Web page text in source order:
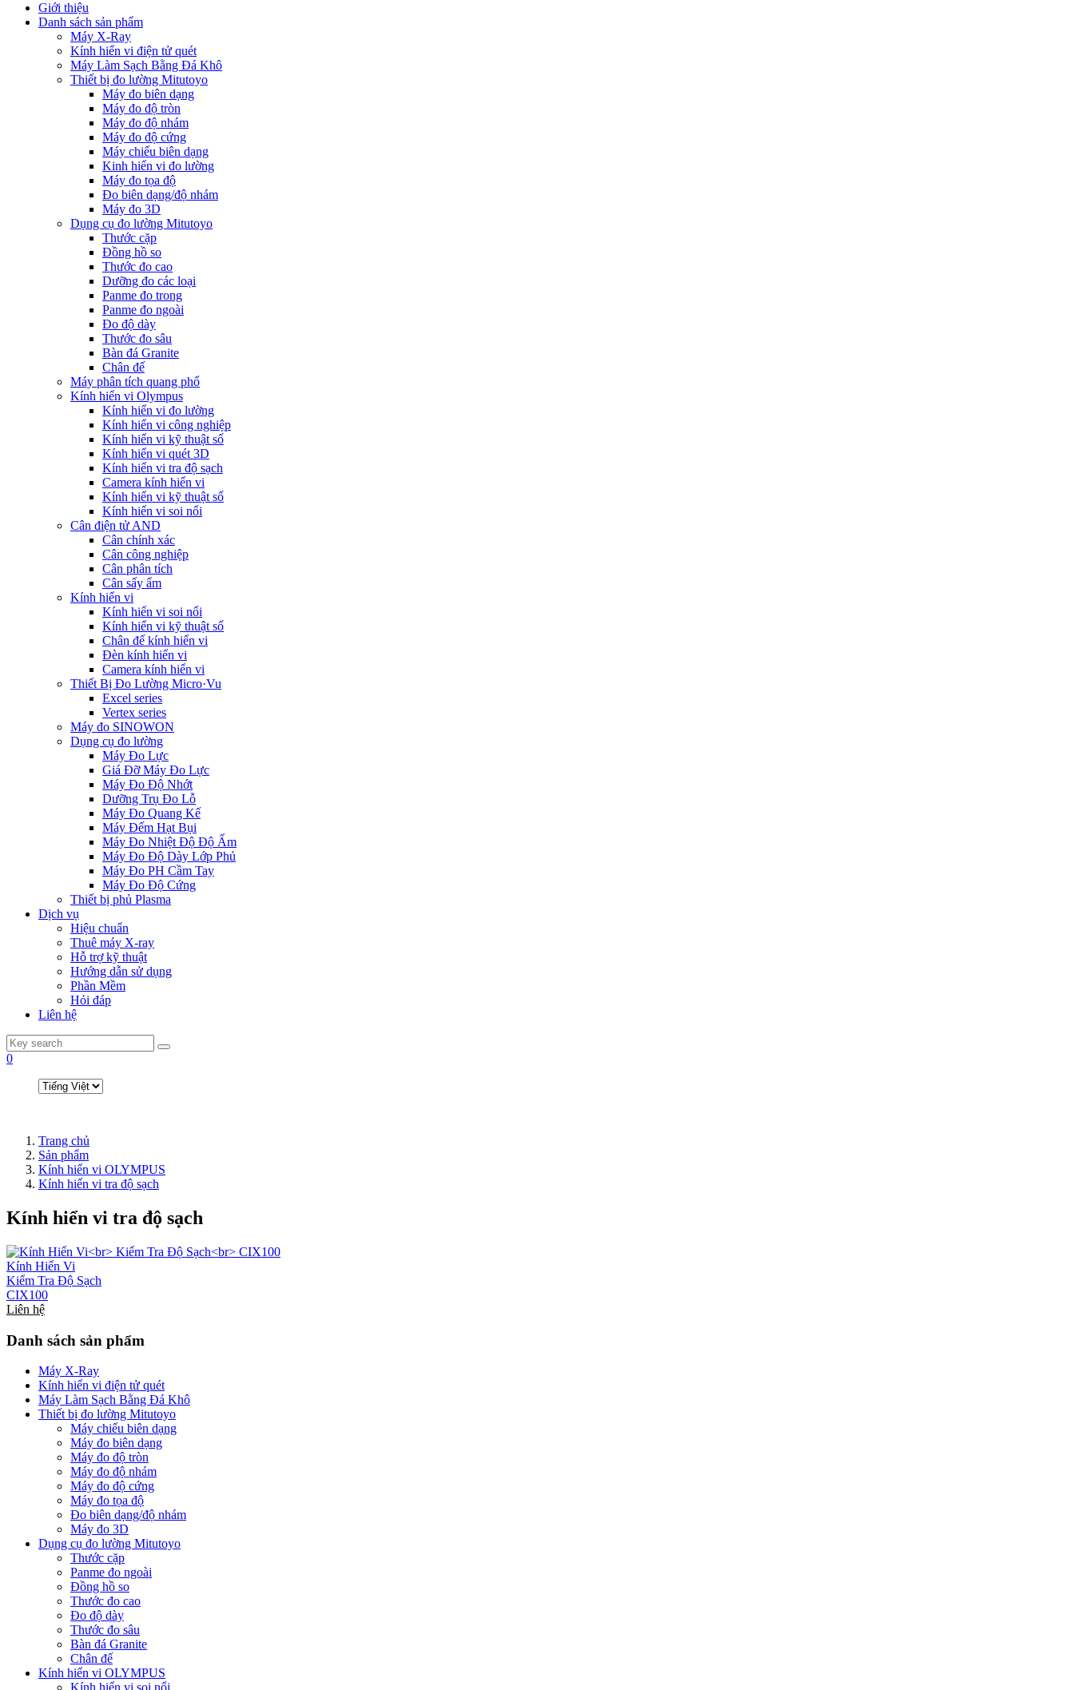
Giới thiệu
Danh sách sản phẩm
Máy X-Ray
Kính hiển vi điện tử quét
Máy Làm Sạch Bằng Đá Khô
Thiết bị đo lường Mitutoyo
Máy đo biên dạng
Máy đo độ tròn
Máy đo độ nhám
Máy đo độ cứng
Máy chiếu biên dạng
Kinh hiển vi đo lường
Máy đo tọa độ
Đo biên dạng/độ nhám
Máy đo 3D
Dụng cụ đo lường Mitutoyo
Thước cặp
Đồng hồ so
Thước đo cao
Dưỡng đo các loại
Panme đo trong
Panme đo ngoài
Đo độ dày
Thước đo sâu
Bàn đá Granite
Chân đế
Máy phân tích quang phổ
Kính hiển vi Olympus
Kính hiển vi đo lường
Kính hiển vi công nghiệp
Kính hiển vi kỹ thuật số
Kính hiển vi quét 3D
Kính hiển vi tra độ sạch
Camera kính hiển vi
Kính hiển vi kỹ thuật số
Kính hiển vi soi nổi
Cân điện tử AND
Cân chính xác
Cân công nghiệp
Cân phân tích
Cân sấy ẩm
Kính hiển vi
Kính hiển vi soi nổi
Kính hiển vi kỹ thuật số
Chân đế kính hiển vi
Đèn kính hiển vi
Camera kính hiển vi
Thiết Bị Đo Lường Micro·Vu
Excel series
Vertex series
Máy đo SINOWON
Dụng cụ đo lường
Máy Đo Lực
Giá Đỡ Máy Đo Lực
Máy Đo Độ Nhớt
Dưỡng Trụ Đo Lỗ
Máy Đo Quang Kế
Máy Đếm Hạt Bụi
Máy Đo Nhiệt Độ Độ Ẩm
Máy Đo Độ Dày Lớp Phủ
Máy Đo PH Cầm Tay
Máy Đo Độ Cứng
Thiết bị phủ Plasma
Dịch vụ
Hiệu chuẩn
Thuê máy X-ray
Hỗ trợ kỹ thuật
Hướng dẫn sử dụng
Phần Mềm
Hỏi đáp
Liên hệ
0
Trang chủ
Sản phẩm
Kính hiển vi OLYMPUS
Kính hiển vi tra độ sạch
Kính hiển vi tra độ sạch
Kính Hiển Vi
Kiểm Tra Độ Sạch
CIX100
Liên hệ
Danh sách sản phẩm
Máy X-Ray
Kính hiển vi điện tử quét
Máy Làm Sạch Bằng Đá Khô
Thiết bị đo lường Mitutoyo
Máy chiếu biên dạng
Máy đo biên dạng
Máy đo độ tròn
Máy đo độ nhám
Máy đo độ cứng
Máy đo tọa độ
Đo biên dạng/độ nhám
Máy đo 3D
Dụng cụ đo lường Mitutoyo
Thước cặp
Panme đo ngoài
Đồng hồ so
Thước đo cao
Đo độ dày
Thước đo sâu
Bàn đá Granite
Chân đế
Kính hiển vi OLYMPUS